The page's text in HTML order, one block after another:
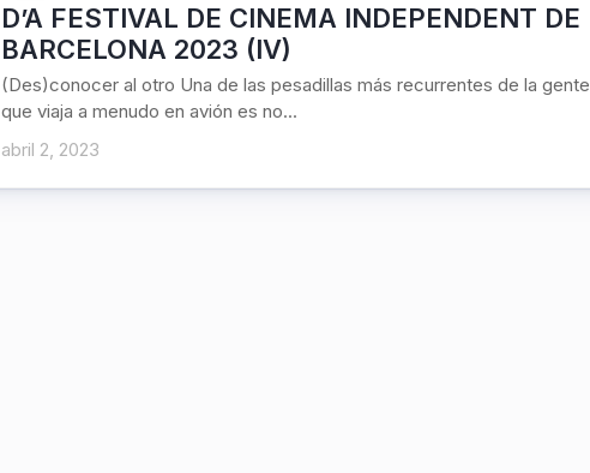
D’A FESTIVAL DE CINEMA INDEPENDENT DE
BARCELONA 2023 (IV)
(Des)conocer al otro Una de las pesadillas más recurrentes de la gente
que viaja a menudo en avión es no...
abril 2, 2023